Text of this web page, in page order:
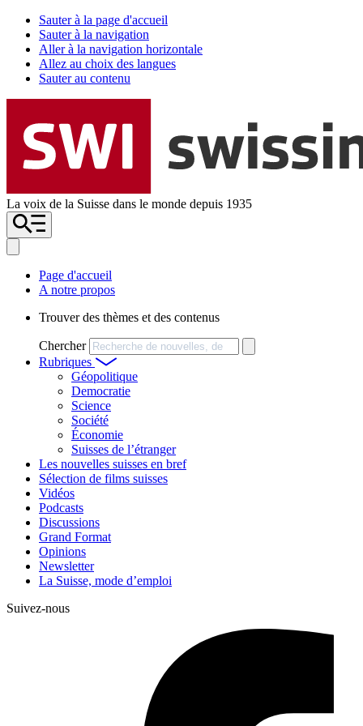
Sauter à la page d'accueil
Sauter à la navigation
Aller à la navigation horizontale
Allez au choix des langues
Sauter au contenu
La voix de la Suisse dans le monde depuis 1935
Page d'accueil
A notre propos
Trouver des thèmes et des contenus
Chercher
Rubriques
Géopolitique
Democratie
Science
Société
Économie
Suisses de l’étranger
Les nouvelles suisses en bref
Sélection de films suisses
Vidéos
Podcasts
Discussions
Grand Format
Opinions
Newsletter
La Suisse, mode d’emploi
Suivez-nous